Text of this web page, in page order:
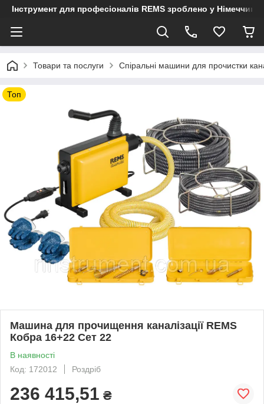
Інструмент для професіоналів REMS зроблено у Німеччині
Товари та послуги Спіральні машини для прочистки
Топ
Машина для прочищення каналізації REMS
Кобра 16+22 Сет 22
В наявності
Код: 172012
Роздріб
236 415,51 ₴